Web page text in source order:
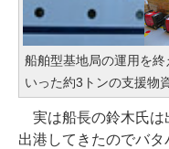
船舶型基地局の運用を
いった約3トンの支援物
実は船長の鈴木氏は
出港してきたのでバ